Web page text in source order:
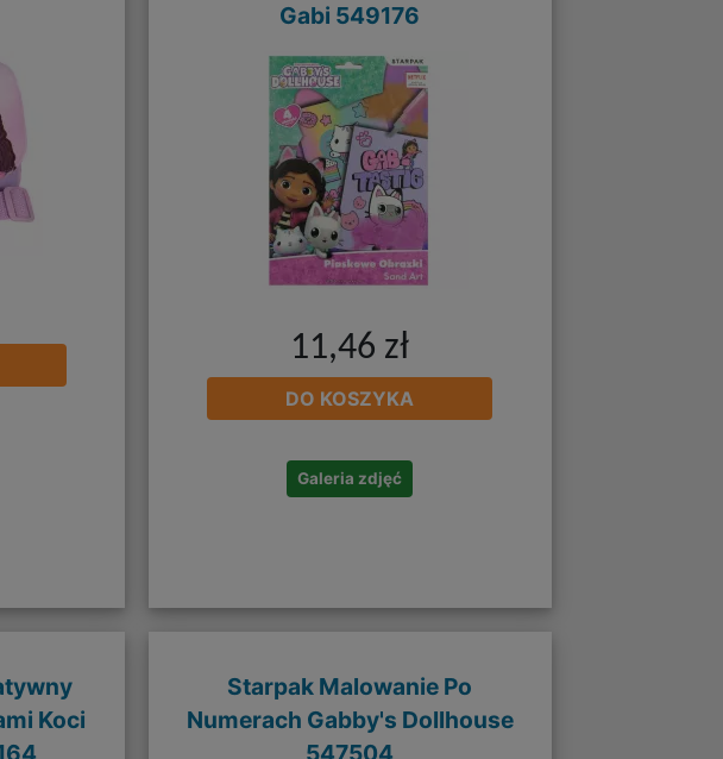
Gabi 549176
11,46 zł
DO KOSZYKA
Galeria zdjęć
Koci
Starpak Malowanie Po
Numerach Gabby's Dollhouse
547504